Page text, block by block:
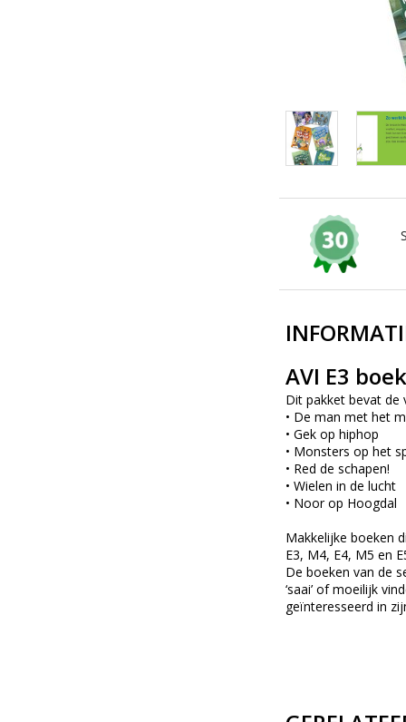
AVI E3
Dit pakket bevat de
• De man met het
• Gek op hiphop
• Monsters op het
• Red de schapen!
• Wielen in de lucht
• Noor op Hoogdal
Makkelijke boeken
E3, M4, E4, M5 en
De boeken van de
‘saai’ of moeilijk
geïnteresseerd in